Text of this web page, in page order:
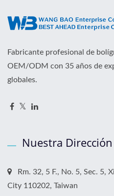
Fabricante profesional de
OEM/ODM con 35 años de
globales.
Nuestra Dirección
Rm. 32, 5 F., No. 5, Sec. 5,
City 110202, Taiwan